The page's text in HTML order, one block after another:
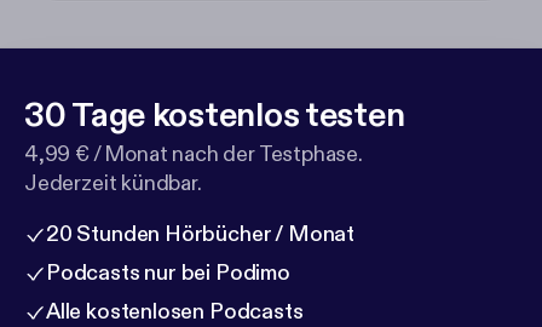
30 Tage kostenlos testen
4,99 € / Monat nach der Testphase.
Jederzeit kündbar.
20 Stunden Hörbücher / Monat
Podcasts nur bei Podimo
Alle kostenlosen Podcasts